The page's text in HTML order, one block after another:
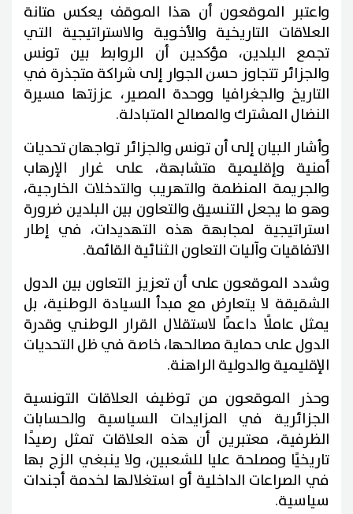
واعتبر الموقعون أن هذا الموقف يعكس متانة
العلاقات التاريخية والأخوية والاستراتيجية التي
تجمع البلدين، مؤكدين أن الروابط بين تونس
والجزائر تتجاوز حسن الجوار إلى شراكة متجذرة في
التاريخ والجغرافيا ووحدة المصير، عززتها مسيرة
النضال المشترك والمصالح المتبادلة.
وأشار البيان إلى أن تونس والجزائر تواجهان تحديات
أمنية وإقليمية متشابهة، على غرار الإرهاب
والجريمة المنظمة والتهريب والتدخلات الخارجية،
وهو ما يجعل التنسيق والتعاون بين البلدين ضرورة
استراتيجية لمجابهة هذه التهديدات، في إطار
الاتفاقيات وآليات التعاون الثنائية القائمة.
وشدد الموقعون على أن تعزيز التعاون بين الدول
الشقيقة لا يتعارض مع مبدأ السيادة الوطنية، بل
يمثل عاملًا داعمًا لاستقلال القرار الوطني وقدرة
الدول على حماية مصالحها، خاصة في ظل التحديات
الإقليمية والدولية الراهنة.
وحذر الموقعون من توظيف العلاقات التونسية
الجزائرية في المزايدات السياسية والحسابات
الظرفية، معتبرين أن هذه العلاقات تمثل رصيدًا
تاريخيًا ومصلحة عليا للشعبين، ولا ينبغي الزج بها
في الصراعات الداخلية أو استغلالها لخدمة أجندات
سياسية.